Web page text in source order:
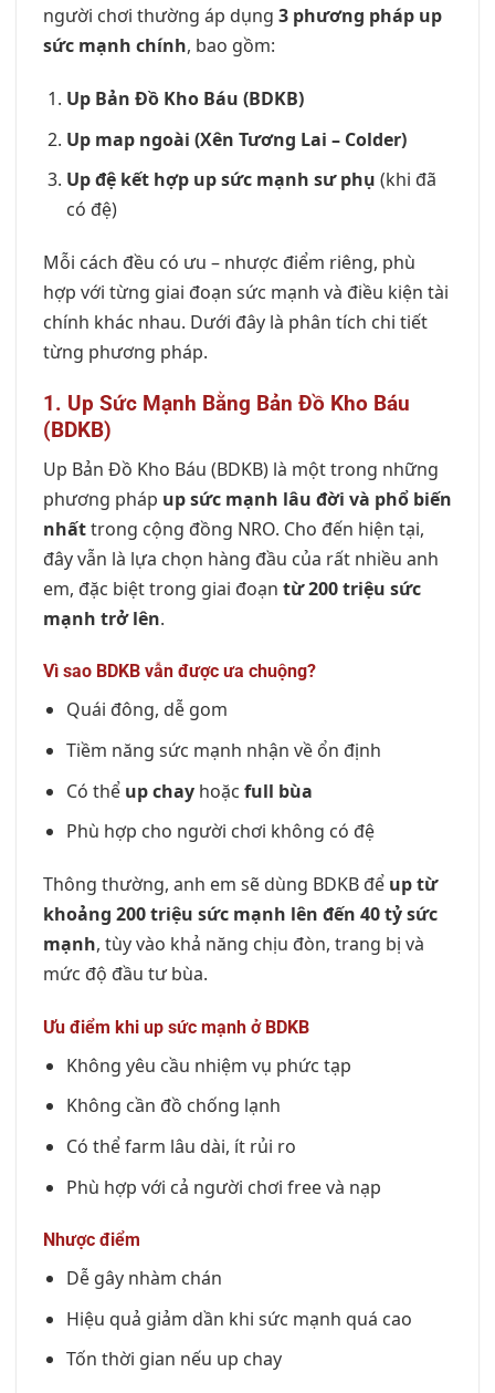
người chơi thường áp dụng 3 phương pháp up
sức mạnh chính, bao gồm:
Up Bản Đồ Kho Báu (BDKB)
Up map ngoài (Xên Tương Lai – Colder)
Up đệ kết hợp up sức mạnh sư phụ (khi đã
có đệ)
Mỗi cách đều có ưu – nhược điểm riêng, phù
hợp với từng giai đoạn sức mạnh và điều kiện tài
chính khác nhau. Dưới đây là phân tích chi tiết
từng phương pháp.
1. Up Sức Mạnh Bằng Bản Đồ Kho Báu
(BDKB)
Up Bản Đồ Kho Báu (BDKB) là một trong những
phương pháp up sức mạnh lâu đời và phổ biến
nhấttrong cộng đồng NRO. Cho đến hiện tại,
đây vẫn là lựa chọn hàng đầu của rất nhiều anh
em, đặc biệt trong giai đoạn từ 200 triệu sức
mạnh trở lên.
Vì sao BDKB vẫn được ưa chuộng?
Quái đông, dễ gom
Tiềm năng sức mạnh nhận về ổn định
Có thể up chayhoặc full bùa
Phù hợp cho người chơi không có đệ
Thông thường, anh em sẽ dùng BDKB để up từ
khoảng 200 triệu sức mạnh lên đến 40 tỷ sức
mạnh, tùy vào khả năng chịu đòn, trang bị và
mức độ đầu tư bùa.
Ưu điểm khi up sức mạnh ở BDKB
Không yêu cầu nhiệm vụ phức tạp
Không cần đồ chống lạnh
Có thể farm lâu dài, ít rủi ro
Phù hợp với cả người chơi free và nạp
Nhược điểm
Dễ gây nhàm chán
Hiệu quả giảm dần khi sức mạnh quá cao
Tốn thời gian nếu up chay